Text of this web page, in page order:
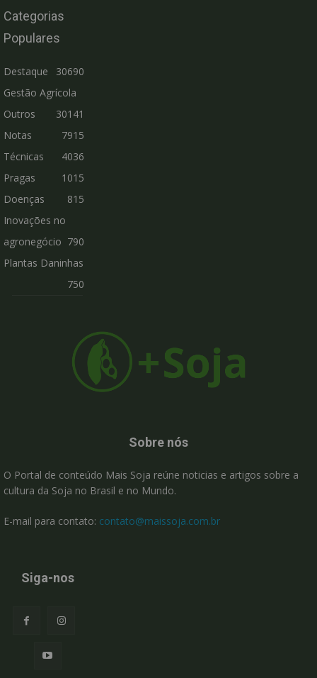
Categorias
Populares
Destaque
30690
Gestão Agrícola
30141
Outros
7915
Notas
Técnicas
4036
Pragas
1015
Doenças
815
Inovações no
agronegócio 790
Plantas Daninhas
750
Sobre nós
O Portal de conteúdo Mais Soja reúne noticias e artigos sobre a
cultura da Soja no Brasil e no Mundo.
E-mail para contato: contato@maissoja.com.br
Siga-nos